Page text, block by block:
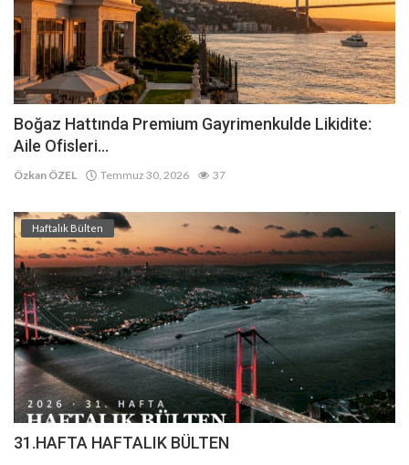
Boğaz Hattında Premium Gayrimenkulde Likidite:
Aile Ofisleri...
Özkan ÖZEL Temmuz 30, 2026 37
Haftalık Bülten
31.HAFTA HAFTALIK BÜLTEN